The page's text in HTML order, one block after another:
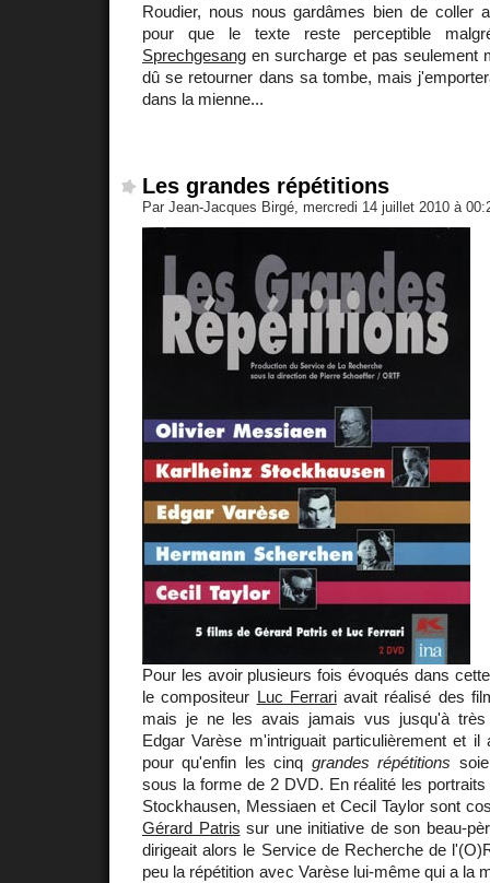
Roudier, nous nous gardâmes bien de coller
pour que le texte reste perceptible
Sprechgesang en surcharge et pas seulement
dû se retourner dans sa tombe, mais
dans la mienne...
Les grandes répétitions
Par Jean-Jacques Birgé, mercredi 14 juillet 2010 à
Pour les avoir plusieurs fois évoqués dans
le compositeur Luc Ferrariavait réalisé des
mais je ne les avais jamais vus jusqu'à très
Edgar Varèse m'intriguait particulièrement et il
pour qu'enfin les cinq grandes répétitions
sous la forme de 2 DVD. En réalité les
Stockhausen, Messiaen et Cecil Taylor sont
Gérard Patris sur une initiative de son beau-
dirigeait alors le Service de Recherche de
peu la répétition avec Varèse lui-même qui a la